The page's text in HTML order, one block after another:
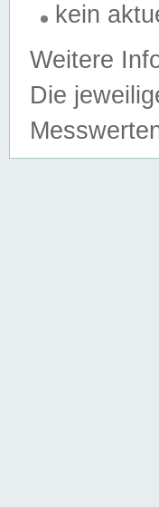
kein
Weitere
Die